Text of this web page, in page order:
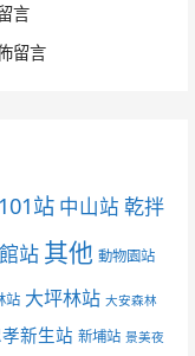
言
留言
站 中山站 乾拌
站 其他 動物園站
站 大坪林站 大安森林
新生站 新埔站 景美夜